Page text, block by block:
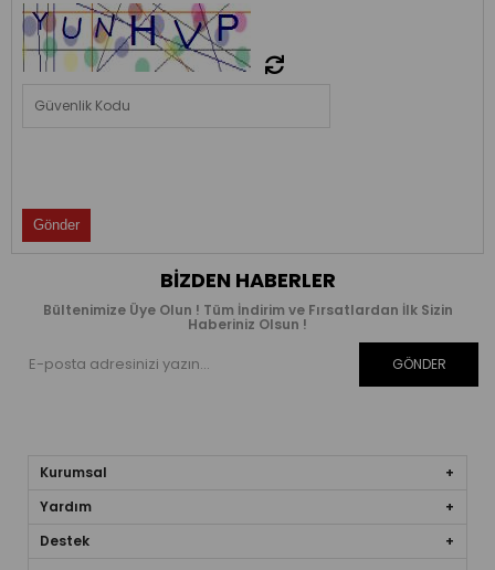
BIZDEN HABERLER
Bültenimize Üye Olun ! Tüm İndirim ve Fırsatlardan İlk Sizin
Haberiniz Olsun !
GÖNDER
Kurumsal
Yardım
Destek